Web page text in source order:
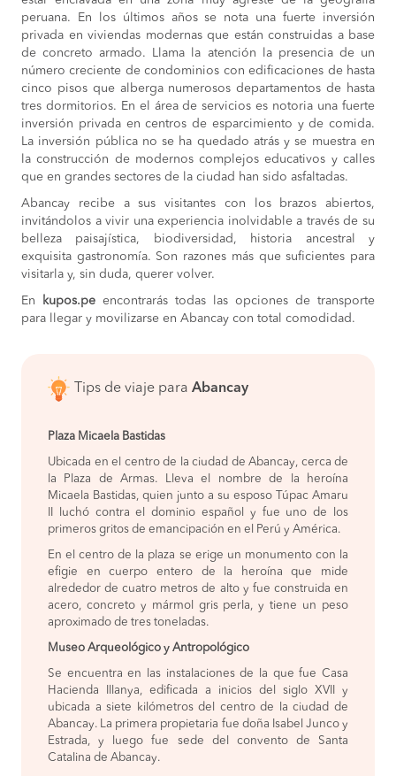
peruana. En los últimos años se nota una fuerte inversión
privada en viviendas modernas que están construidas a base
de concreto armado. Llama la atención la presencia de un
número creciente de condominios con edificaciones de hasta
cinco pisos que alberga numerosos departamentos de hasta
tres dormitorios. En el área de servicios es notoria una fuerte
inversión privada en centros de esparcimiento y de comida.
La inversión pública no se ha quedado atrás y se muestra en
la construcción de modernos complejos educativos y calles
que en grandes sectores de la ciudad han sido asfaltadas.
Abancay recibe a sus visitantes con los brazos abiertos,
invitándolos a vivir una experiencia inolvidable a través de su
belleza paisajística, biodiversidad, historia ancestral y
exquisita gastronomía. Son razones más que suficientes para
visitarla y, sin duda, querer volver.
En kupos.pe encontrarás todas las opciones de transporte
para llegar y movilizarse en Abancay con total comodidad.
Tips de viaje para Abancay
Plaza Micaela Bastidas
Ubicada en el centro de la ciudad de Abancay, cerca de
la Plaza de Armas. Lleva el nombre de la heroína
Micaela Bastidas, quien junto a su esposo Túpac Amaru
II luchó contra el dominio español y fue uno de los
primeros gritos de emancipación en el Perú y América.
En el centro de la plaza se erige un monumento con la
efigie en cuerpo entero de la heroína que mide
alrededor de cuatro metros de alto y fue construida en
acero, concreto y mármol gris perla, y tiene un peso
aproximado de tres toneladas.
Museo Arqueológico y Antropológico
Se encuentra en las instalaciones de la que fue Casa
Hacienda Illanya, edificada a inicios del siglo XVII y
ubicada a siete kilómetros del centro de la ciudad de
Abancay. La primera propietaria fue doña Isabel Junco y
Estrada, y luego fue sede del convento de Santa
Catalina de Abancay.